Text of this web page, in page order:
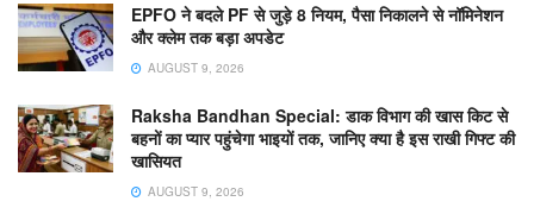
EPFO ने बदले PF से जुड़े 8 नियम, पैसा निकालने से नॉमिनेशन
और क्लेम तक बड़ा अपडेट
AUGUST 9, 2026
Raksha Bandhan Special: डाक विभाग की खास किट से
बहनों का प्यार पहुंचेगा भाइयों तक, जानिए क्या है इस राखी गिफ्ट की
खासियत
AUGUST 9, 2026